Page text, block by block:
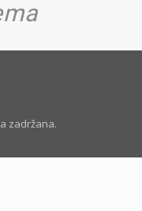
zadržana.